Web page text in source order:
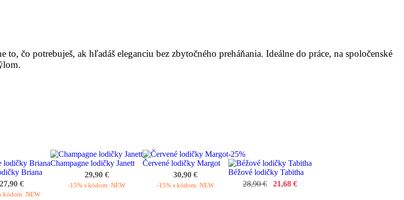
čo potrebuješ, ak hľadáš eleganciu bez zbytočného preháňania. Ideálne do práce, na spoločenské
Briana
27,90 €
kódom: NEW
Champagne lodičky Janett
29,90 €
-15% s kódom: NEW
Červené lodičky Margot
30,90 €
-15% s kódom: NEW
-25%
Béžové lodičky Tabitha
28,90 €
21,68 €